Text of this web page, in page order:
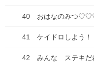
22 ねむいの ねむ
23 おしらせ
40 おはなのみつ
41 ケイドロしよう！
42 みんな ステキだ